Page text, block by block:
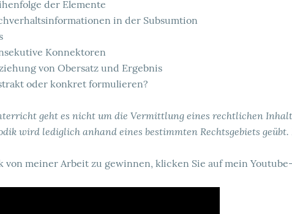
der Elemente
in der Subsumtion
Konnektoren
von Obersatz und Ergebnis
oder konkret formulieren?
geht es nicht um die Vermittlung eines rechtlichen
wird lediglich anhand eines bestimmten Rechtsgebiets
von meiner Arbeit zu gewinnen, klicken Sie auf mein